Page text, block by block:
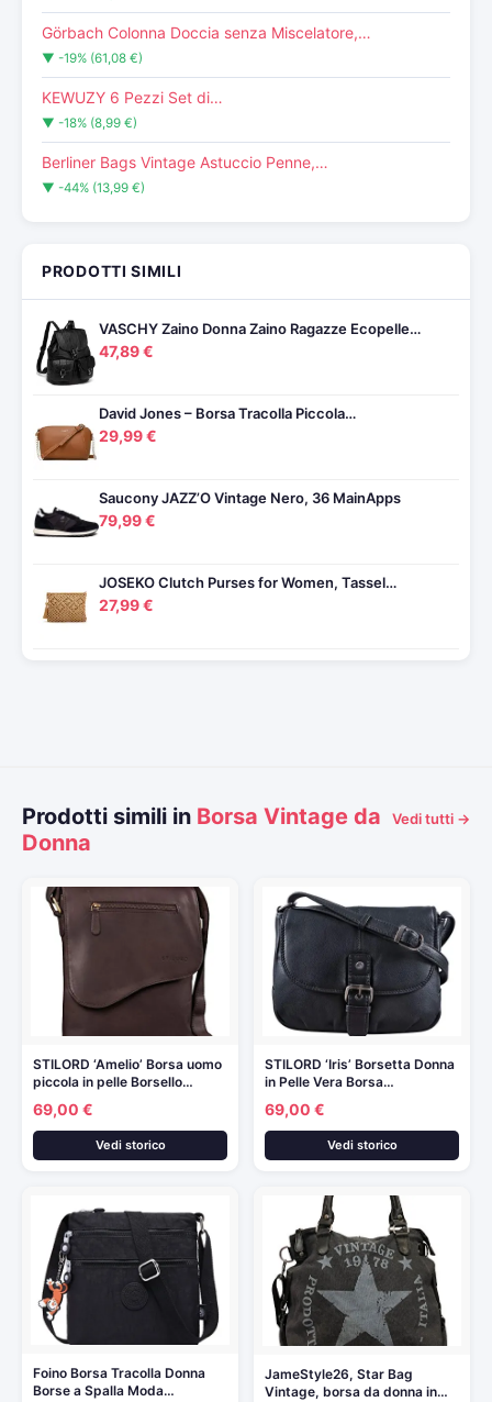
Görbach Colonna Doccia senza Miscelatore,…
▼ -19% (61,08 €)
KEWUZY 6 Pezzi Set di…
▼ -18% (8,99 €)
Berliner Bags Vintage Astuccio Penne,…
▼ -44% (13,99 €)
PRODOTTI SIMILI
VASCHY Zaino Donna Zaino Ragazze Ecopelle…
47,89 €
David Jones – Borsa Tracolla Piccola…
29,99 €
Saucony JAZZ’O Vintage Nero, 36 MainApps
79,99 €
JOSEKO Clutch Purses for Women, Tassel…
27,99 €
Prodotti simili in Borsa Vintage da
Donna
Vedi tutti →
STILORD ‘Amelio’ Borsa uomo
piccola in pelle Borsello…
69,00 €
Vedi storico
STILORD ‘Iris’ Borsetta Donna
in Pelle Vera Borsa…
69,00 €
Vedi storico
Foino Borsa Tracolla Donna
Borse a Spalla Moda…
JameStyle26, Star Bag
Vintage, borsa da donna in…